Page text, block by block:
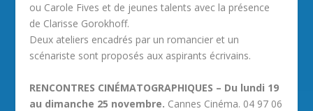
ou Carole Fives et de jeunes talents avec la présence
de Clarisse Gorokhoff.
Deux ateliers encadrés par un romancier et un
scénariste sont proposés aux aspirants écrivains.
RENCONTRES CINÉMATOGRAPHIQUES – Du lundi 19
au dimanche 25 novembre. Cannes Cinéma. 04 97 06